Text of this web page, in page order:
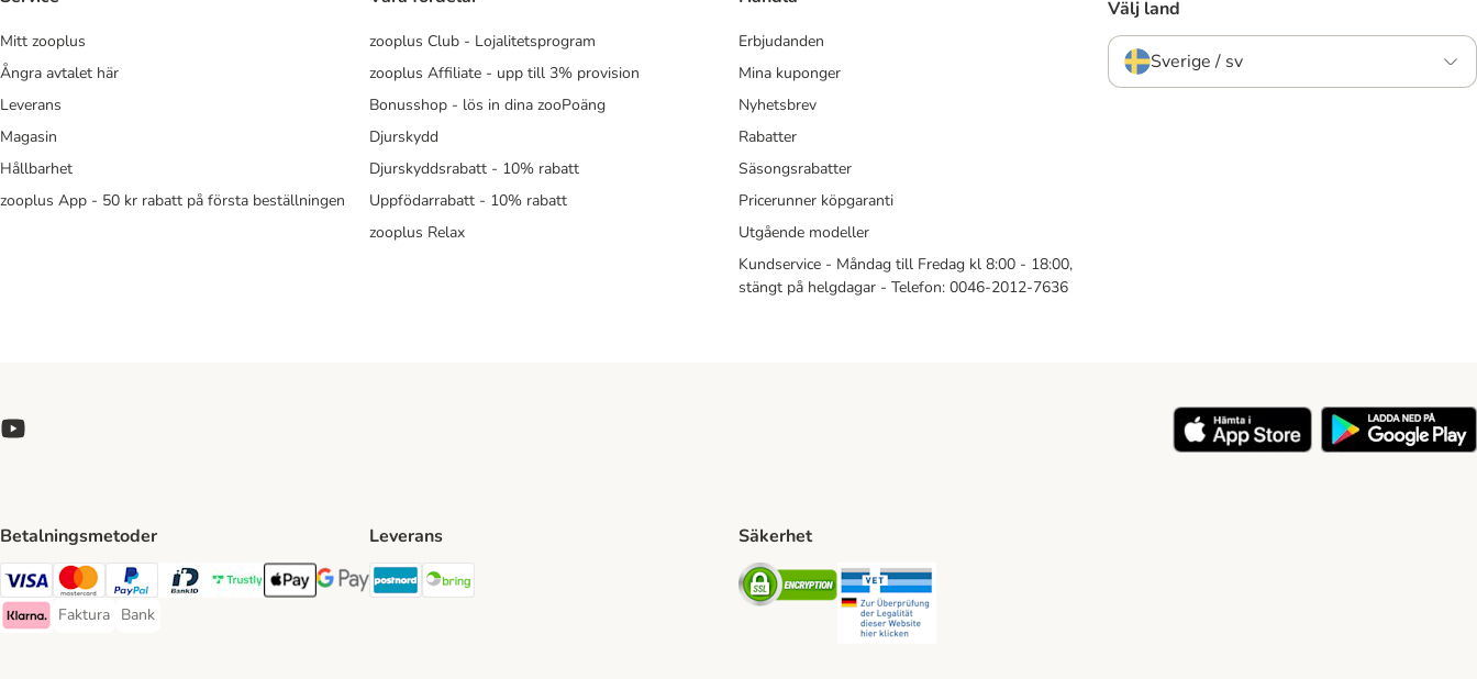
Mitt zooplus
Ångra avtalet här
Leverans
Magasin
Hållbarhet
zooplus App - 50 kr rabatt på första beställningen
zooplus Club - Lojalitetsprogram
zooplus Affiliate - upp till 3% provision
Bonusshop - lös in dina zooPoäng
Djurskydd
Djurskyddsrabatt - 10% rabatt
Uppfödarrabatt - 10% rabatt
zooplus Relax
Erbjudanden
Mina kuponger
Nyhetsbrev
Rabatter
Säsongsrabatter
Pricerunner köpgaranti
Utgående modeller
Kundservice - Måndag till Fredag kl 8:00 - 18:00,
stängt på helgdagar - Telefon: 0046-2012-7636
Välj land
Sverige / sv
Betalningsmetoder
Visa Payment Method
Mastercard Payment Method
PayPal Payment Method
BankID Payment Method
Trustly Payment Method
Apple Pay Payment Method
Googple Pay Payment Method
Klarna Payment Method
Faktura
Faktura Payment Method
Bank
Bank Payment Method
Leverans
Postnord Shipping Method
Säkerhet
Security